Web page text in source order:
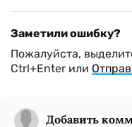
Заметили ошибку?
Пожалуйста,
Ctrl+Enter или
Добавить